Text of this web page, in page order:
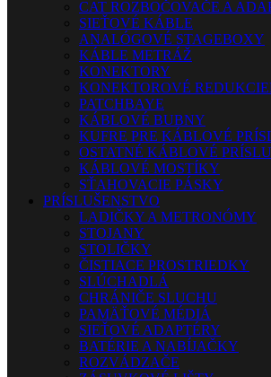
CAT ROZBOČOVAČE A
SIEŤOVÉ KÁBLE
ANALÓGOVÉ STAGEBOXY
KÁBLE METRÁŽ
KONEKTORY
KONEKTOROVÉ REDUKCIE
PATCHBAYE
KÁBLOVÉ BUBNY
KUFRE PRE KÁBLOVÉ
OSTATNÉ KÁBLOVÉ
KÁBLOVÉ MOSTÍKY
SŤAHOVACIE PÁSKY
PRÍSLUŠENSTVO
LADIČKY A METRONÓMY
STOJANY
STOLIČKY
ČISTIACE PROSTRIEDKY
SLÚCHADLÁ
CHRÁNIČE SLUCHU
PAMÄŤOVÉ MÉDIÁ
SIEŤOVÉ ADAPTÉRY
BATÉRIE A NABÍJAČKY
ROZVÁDZAČE